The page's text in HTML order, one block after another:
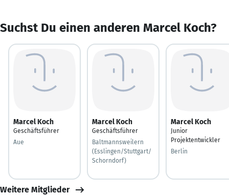
Suchst Du einen anderen Marcel Koch?
Marcel Koch
Geschäftsführer
Aue
Marcel Koch
Geschäftsführer
Baltmannsweilern
(Esslingen/Stuttgart/
Schorndorf)
Marcel Koch
Junior
Projektentwickler
Berlin
Weitere Mitglieder